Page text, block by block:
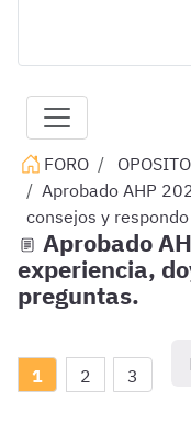
FORO
Aprobado AHP
consejos y
Aprobado
experiencia,
preguntas.
1 2 3